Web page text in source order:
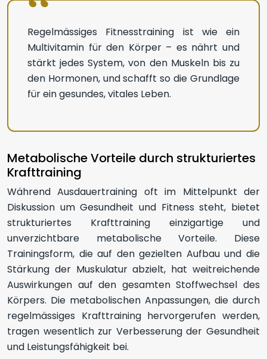
Regelmässiges Fitnesstraining ist wie ein
Multivitamin für den Körper – es nährt und
stärkt jedes System, von den Muskeln bis zu
den Hormonen, und schafft so die Grundlage
für ein gesundes, vitales Leben.
Metabolische Vorteile durch strukturiertes
Krafttraining
Während Ausdauertraining oft im Mittelpunkt der
Diskussion um Gesundheit und Fitness steht, bietet
strukturiertes Krafttraining einzigartige und
unverzichtbare metabolische Vorteile. Diese
Trainingsform, die auf den gezielten Aufbau und die
Stärkung der Muskulatur abzielt, hat weitreichende
Auswirkungen auf den gesamten Stoffwechsel des
Körpers. Die metabolischen Anpassungen, die durch
regelmässiges Krafttraining hervorgerufen werden,
tragen wesentlich zur Verbesserung der Gesundheit
und Leistungsfähigkeit bei.